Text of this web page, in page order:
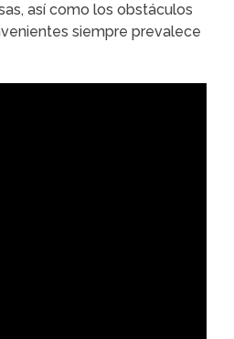
así como los obstáculos
siempre prevalece